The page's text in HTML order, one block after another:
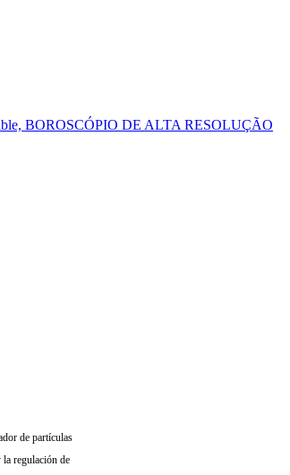
BOROSCÓPIO DE ALTA RESOLUÇÃO
de partículas
regulación de